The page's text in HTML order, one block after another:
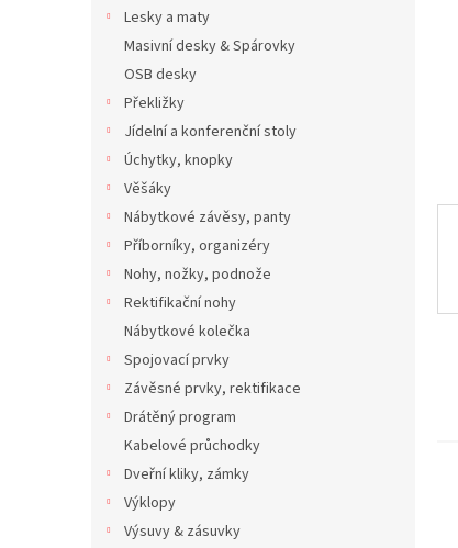
Lesky a maty
Masivní desky & Spárovky
OSB desky
Překližky
Jídelní a konferenční stoly
Úchytky, knopky
Věšáky
Nábytkové závěsy, panty
Příborníky, organizéry
Nohy, nožky, podnože
Rektifikační nohy
Nábytkové kolečka
Spojovací prvky
Závěsné prvky, rektifikace
Drátěný program
Kabelové průchodky
Dveřní kliky, zámky
Výklopy
Výsuvy & zásuvky